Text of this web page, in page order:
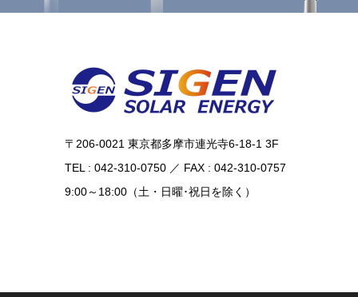
〒206-0021 東京都多摩市連光寺6-18-1 3F
TEL : 042-310-0750 ／ FAX : 042-310-0757
9:00～18:00（土・日曜･祝日を除く）